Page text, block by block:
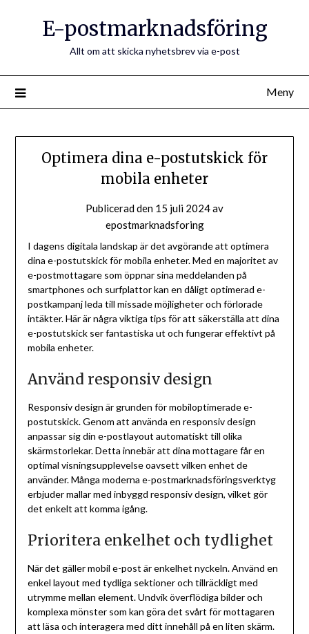
E-postmarknadsföring
Allt om att skicka nyhetsbrev via e-post
Meny
Optimera dina e-postutskick för
mobila enheter
Publicerad den 15 juli 2024av
epostmarknadsforing
I dagens digitala landskap är det avgörande att optimera
dina e-postutskick för mobila enheter. Med en majoritet av
e-postmottagare som öppnar sina meddelanden på
smartphones och surfplattor kan en dåligt optimerad e-
postkampanj leda till missade möjligheter och förlorade
intäkter. Här är några viktiga tips för att säkerställa att dina
e-postutskick ser fantastiska ut och fungerar effektivt på
mobila enheter.
Använd responsiv design
Responsiv design är grunden för mobiloptimerade e-
postutskick. Genom att använda en responsiv design
anpassar sig din e-postlayout automatiskt till olika
skärmstorlekar. Detta innebär att dina mottagare får en
optimal visningsupplevelse oavsett vilken enhet de
använder. Många moderna e-postmarknadsföringsverktyg
erbjuder mallar med inbyggd responsiv design, vilket gör
det enkelt att komma igång.
Prioritera enkelhet och tydlighet
När det gäller mobil e-post är enkelhet nyckeln. Använd en
enkel layout med tydliga sektioner och tillräckligt med
utrymme mellan element. Undvik överflödiga bilder och
komplexa mönster som kan göra det svårt för mottagaren
att läsa och interagera med ditt innehåll på en liten skärm.